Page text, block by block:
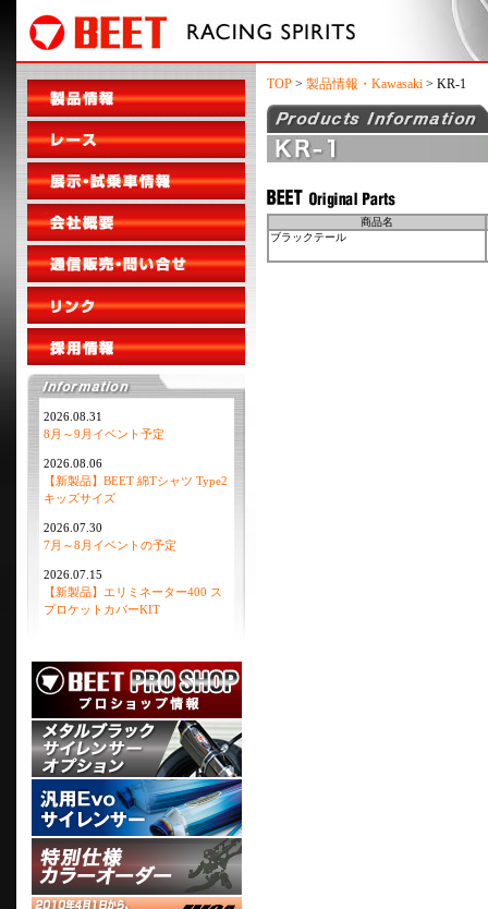
2026.08.31
8月～9月イベント予定
2026.08.06
【新製品】BEET 綿Tシャツ Type2
キッズサイズ
2026.07.30
7月～8月イベントの予定
2026.07.15
【新製品】エリミネーター400 ス
プロケットカバーKIT
TOP > 製品情報・Kawasaki > KR-1
商品名
ブラックテール